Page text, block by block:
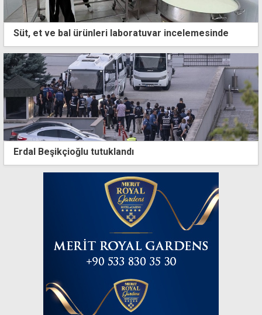
Süt, et ve bal ürünleri laboratuvar incelemesinde
Erdal Beşikçioğlu tutuklandı